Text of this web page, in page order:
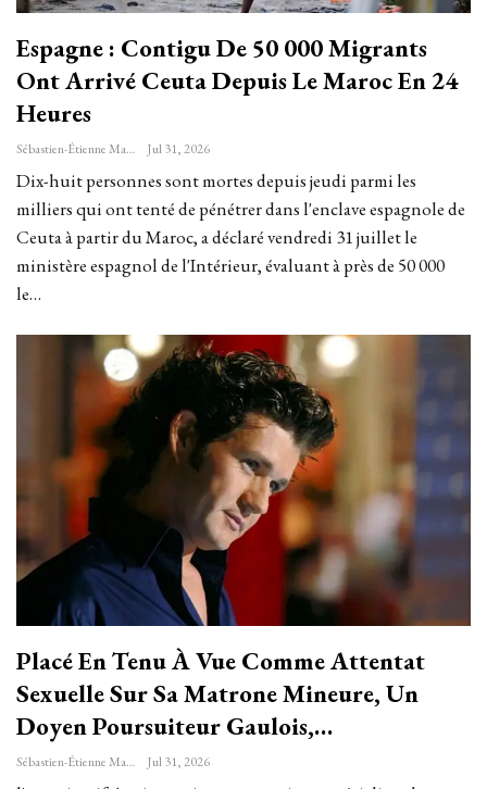
Espagne : Contigu De 50 000 Migrants
Ont Arrivé Ceuta Depuis Le Maroc En 24
Heures
Sébastien-Étienne Marechal Jul 31, 2026
Dix-huit personnes sont mortes depuis jeudi ​parmi les
milliers qui ont tenté de pénétrer dans l'enclave espagnole de
Ceuta à partir du Maroc, a déclaré vendredi 31 juillet le
ministère espagnol de l'Intérieur, évaluant à près de 50 000
le…
Placé En Tenu À Vue Comme Attentat
Sexuelle Sur Sa Matrone Mineure, Un
Doyen Poursuiteur Gaulois,…
Sébastien-Étienne Marechal Jul 31, 2026